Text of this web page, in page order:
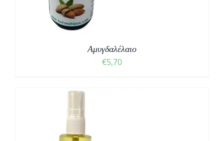
Αμυγδαλέλαιο
€5,70